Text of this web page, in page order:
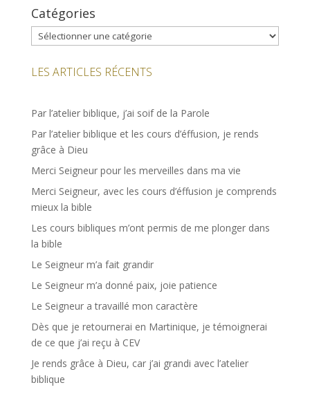
Catégories
Catégories
LES ARTICLES RÉCENTS
Par l’atelier biblique, j’ai soif de la Parole
Par l’atelier biblique et les cours d’éffusion, je rends
grâce à Dieu
Merci Seigneur pour les merveilles dans ma vie
Merci Seigneur, avec les cours d’éffusion je comprends
mieux la bible
Les cours bibliques m’ont permis de me plonger dans
la bible
Le Seigneur m’a fait grandir
Le Seigneur m’a donné paix, joie patience
Le Seigneur a travaillé mon caractère
Dès que je retournerai en Martinique, je témoignerai
de ce que j’ai reçu à CEV
Je rends grâce à Dieu, car j’ai grandi avec l’atelier
biblique